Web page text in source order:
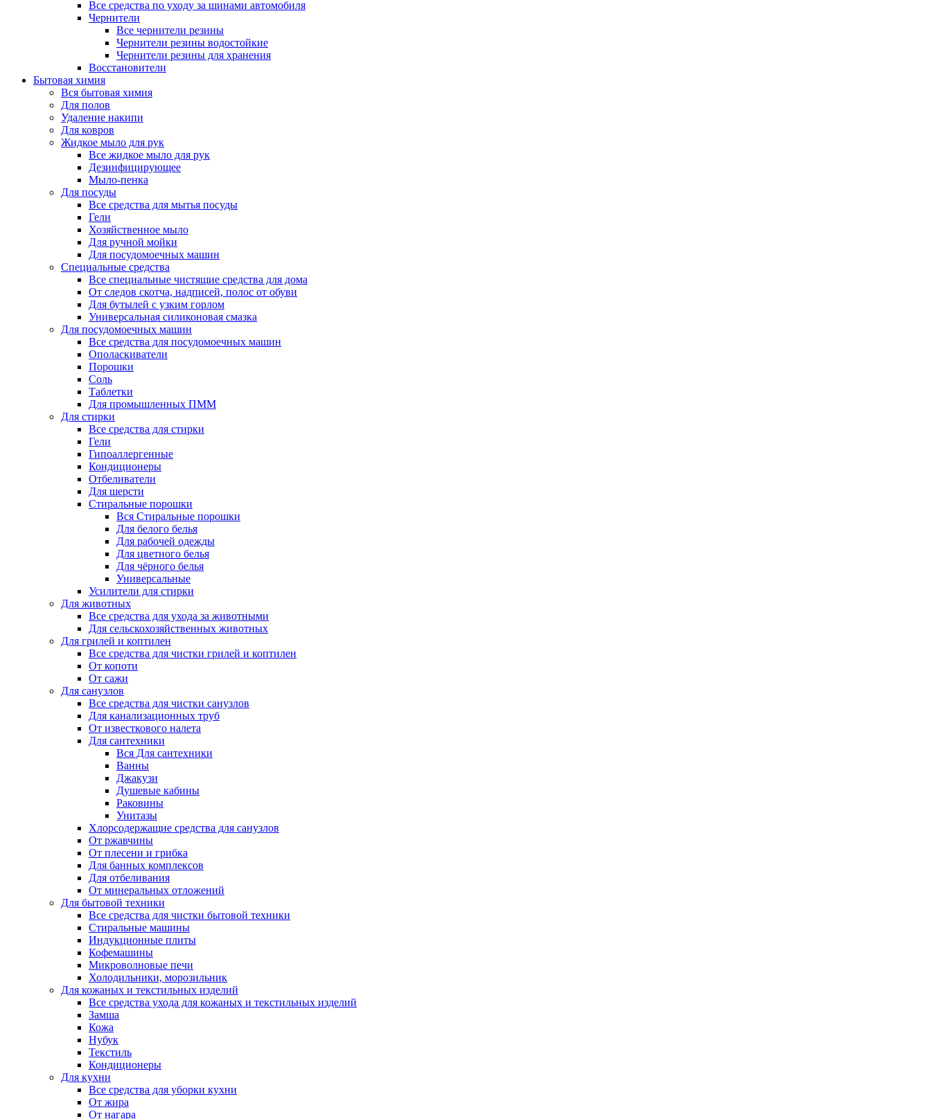
Все средства по уходу за шинами автомобиля
Чернители
Все чернители резины
Чернители резины водостойкие
Чернители резины для хранения
Восстановители
Бытовая химия
Вся бытовая химия
Для полов
Удаление накипи
Для ковров
Жидкое мыло для рук
Все жидкое мыло для рук
Дезинфицирующее
Мыло-пенка
Для посуды
Все средства для мытья посуды
Гели
Хозяйственное мыло
Для ручной мойки
Для посудомоечных машин
Специальные средства
Все специальные чистящие средства для дома
От следов скотча, надписей, полос от обуви
Для бутылей с узким горлом
Универсальная силиконовая смазка
Для посудомоечных машин
Все средства для посудомоечных машин
Ополаскиватели
Порошки
Соль
Таблетки
Для промышленных ПММ
Для стирки
Все средства для стирки
Гели
Гипоаллергенные
Кондиционеры
Отбеливатели
Для шерсти
Стиральные порошки
Вся Стиральные порошки
Для белого белья
Для рабочей одежды
Для цветного белья
Для чёрного белья
Универсальные
Усилители для стирки
Для животных
Все средства для ухода за животными
Для сельскохозяйственных животных
Для грилей и коптилен
Все средства для чистки грилей и коптилен
От копоти
От сажи
Для санузлов
Все средства для чистки санузлов
Для канализационных труб
От известкового налета
Для сантехники
Вся Для сантехники
Ванны
Джакузи
Душевые кабины
Раковины
Унитазы
Хлорсодержащие средства для санузлов
От ржавчины
От плесени и грибка
Для банных комплексов
Для отбеливания
От минеральных отложений
Для бытовой техники
Все средства для чистки бытовой техники
Стиральные машины
Индукционные плиты
Кофемашины
Микроволновые печи
Холодильники, морозильник
Для кожаных и текстильных изделий
Все средства ухода для кожаных и текстильных изделий
Замша
Кожа
Нубук
Текстиль
Кондиционеры
Для кухни
Все средства для уборки кухни
От жира
От нагара